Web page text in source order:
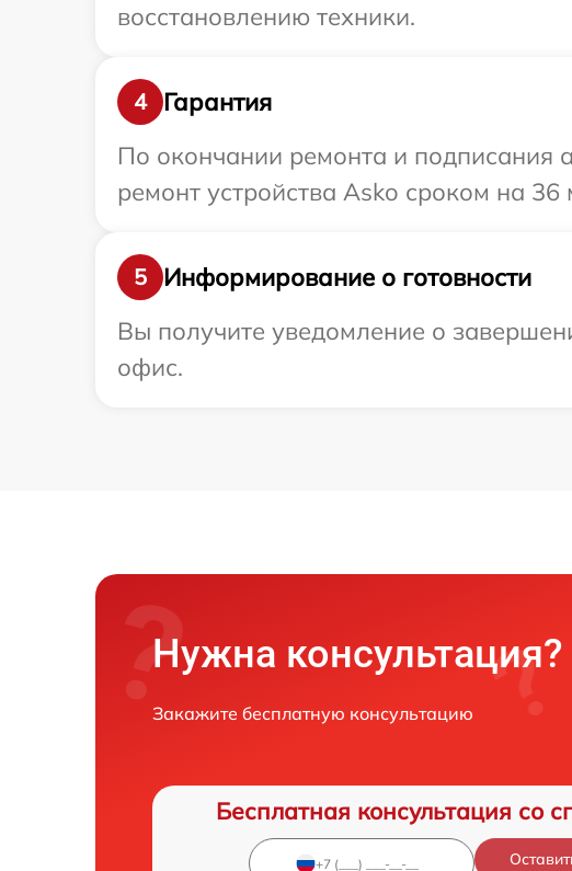
восстановлению техники.
4
Гарантия
По окончании ремонта и подписания
ремонт устройства Asko сроком на 36
5
Информирование о готовности
Вы получите уведомление о
офис.
Нужна консультация?
Закажите бесплатную консультацию
Бесплатная консультация со